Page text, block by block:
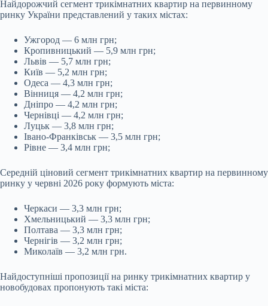
Найдорожчий сегмент трикімнатних квартир на первинному
ринку України представлений у таких містах:
Ужгород — 6 млн грн;
Кропивницький — 5,9 млн грн;
Львів — 5,7 млн грн;
Київ — 5,2 млн грн;
Одеса — 4,3 млн грн;
Вінниця — 4,2 млн грн;
Дніпро — 4,2 млн грн;
Чернівці — 4,2 млн грн;
Луцьк — 3,8 млн грн;
Івано-Франківськ — 3,5 млн грн;
Рівне — 3,4 млн грн;
Середній ціновий сегмент трикімнатних квартир на первинному
ринку у червні 2026 року формують міста:
Черкаси — 3,3 млн грн;
Хмельницький — 3,3 млн грн;
Полтава — 3,3 млн грн;
Чернігів — 3,2 млн грн;
Миколаїв — 3,2 млн грн.
Найдоступніші пропозиції на ринку трикімнатних квартир у
новобудовах пропонують такі міста: